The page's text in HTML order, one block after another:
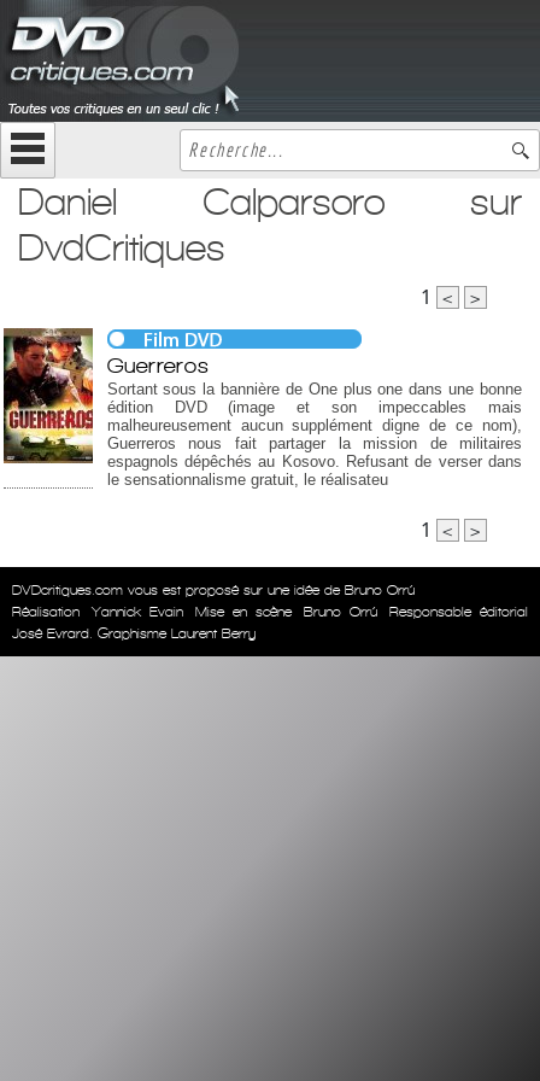
Daniel Calparsoro sur
DvdCritiques
1 < >
Guerreros
Sortant sous la bannière de One plus one dans une bonne
édition DVD (image et son impeccables mais
malheureusement aucun supplément digne de ce nom),
Guerreros nous fait partager la mission de militaires
espagnols dépêchés au Kosovo. Refusant de verser dans
le sensationnalisme gratuit, le réalisateu
1 < >
DVDcritiques.com vous est proposé sur une idée de Bruno Orrú
Réalisation
Yannick Evain Mise en scène Bruno Orrú
Responsable éditorial
José Evrard. Graphisme Laurent Berry